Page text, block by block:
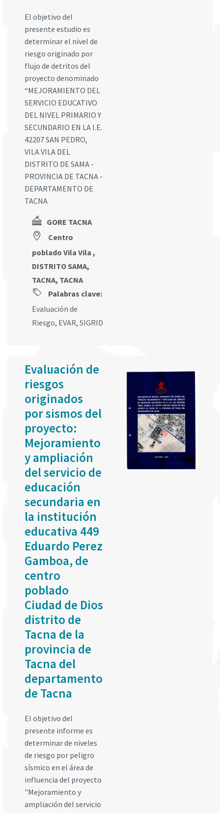
El objetivo del
presente estudio es
determinar el nivel de
riesgo originado por
flujo de detritos del
proyecto denominado
“MEJORAMIENTO DEL
SERVICIO EDUCATIVO
DEL NIVEL PRIMARIO Y
SECUNDARIO EN LA I.E.
42207 SAN PEDRO,
VILA VILA DEL
DISTRITO DE SAMA -
PROVINCIA DE TACNA -
DEPARTAMENTO DE
TACNA
GORE TACNA
Centro
poblado Vila Vila ,
DISTRITO SAMA,
TACNA, TACNA
Palabras clave:
Evaluación de
Riesgo, EVAR, SIGRID
Evaluación de
riesgos
originados
por sismos del
proyecto:
Mejoramiento
y ampliación
del servicio de
educación
secundaria en
la institución
educativa 449
Eduardo Perez
Gamboa, de
centro
poblado
Ciudad de Dios
distrito de
Tacna de la
provincia de
Tacna del
departamento
de Tacna
El objetivo del
presente informe es
determinar de niveles
de riesgo por peligro
sísmico en el área de
influencia del proyecto
"Mejoramiento y
ampliación del servicio